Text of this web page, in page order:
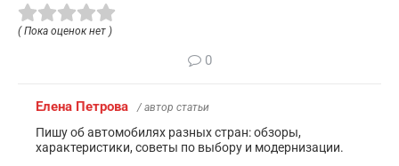
( Пока оценок нет )
0
Елена Петрова / автор статьи
Пишу об автомобилях разных стран: обзоры,
характеристики, советы по выбору и модернизации.